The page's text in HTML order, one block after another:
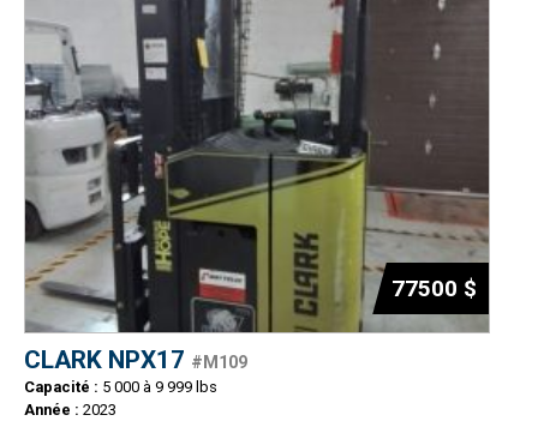
77500 $
CLARK NPX17 #M109
Capacité : 5 000 à 9 999 lbs
Année : 2023